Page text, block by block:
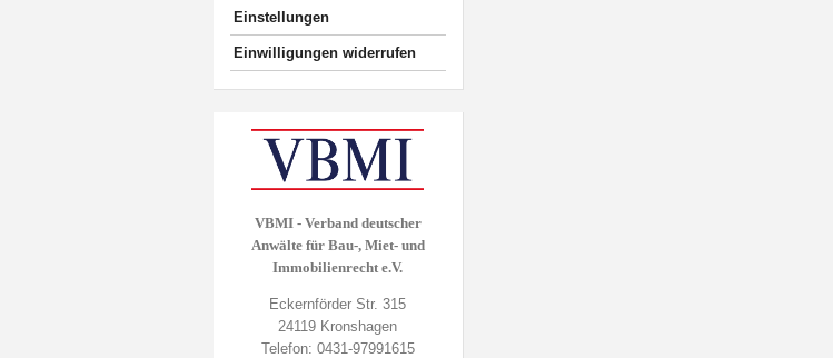
Einstellungen
Einwilligungen widerrufen
VBMI - Verband deutscher
Anwälte für Bau-, Miet- und
Immobilienrecht e.V.
Eckernförder Str. 315
24119 Kronshagen
Telefon: 0431-97991615